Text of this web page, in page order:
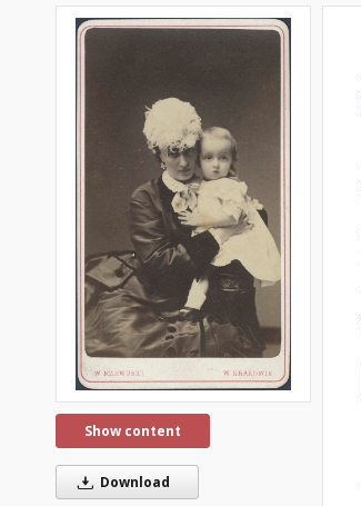
Show content
Download